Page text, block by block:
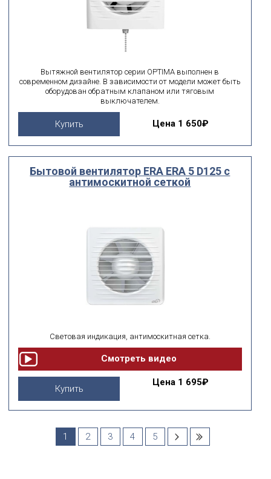
Вытяжной вентилятор серии OPTIMA выполнен в
современном дизайне. В зависимости от модели может быть
оборудован обратным клапаном или тяговым
выключателем.
Купить Цена 1 650₽
Бытовой вентилятор ERA ERA 5 D125 с
антимоскитной сеткой
Световая индикация, антимоскитная сетка.
Купить
Цена 1 695₽
1 2 3 4 5